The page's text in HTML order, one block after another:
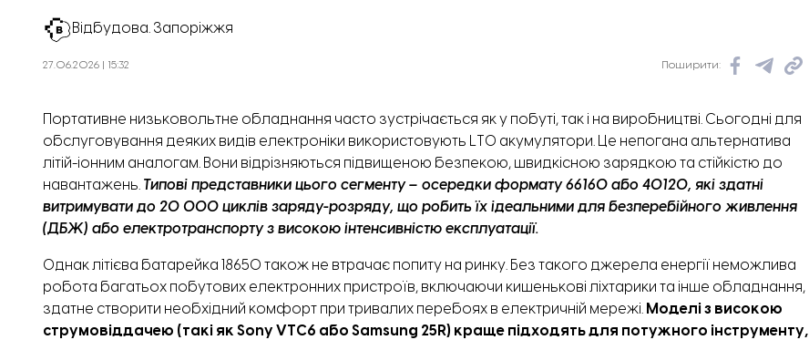
Будівля майбутньої клінікі. Фото: ЗОВА.
Відбудова. Запоріжжя
27.06.2026 | 15:32 Поширити:
Портативне низьковольтне обладнання часто зустрічається як у побуті, так і на виробництві. Сьогодні для
обслуговування деяких видів електроніки використовують LTO акумулятори. Це непогана альтернатива
літій-іонним аналогам. Вони відрізняються підвищеною безпекою, швидкісною зарядкою та стійкістю до
навантажень. Типові представники цього сегменту – осередки формату 66160 або 40120, які здатні
витримувати до 20 000 циклів заряду-розряду, що робить їх ідеальними для безперебійного живлення
(ДБЖ) або електротранспорту з високою інтенсивністю експлуатації.
Однак літієва батарейка 18650 також не втрачає попиту на ринку. Без такого джерела енергії неможлива
робота багатьох побутових електронних пристроїв, включаючи кишенькові ліхтарики та інше обладнання,
здатне створити необхідний комфорт при тривалих перебоях в електричній мережі. Моделі з високою
струмовіддачею (такі як Sony VTC6 або Samsung 25R) краще підходять для потужного інструменту,